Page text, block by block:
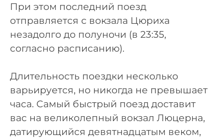
При этом последний поезд
отправляется с вокзала Цюриха
незадолго до полуночи (в 23:35,
согласно расписанию).
Длительность поездки несколько
варьируется, но никогда не превышает
часа. Самый быстрый поезд доставит
вас на великолепный вокзал Люцерна,
датирующийся девятнадцатым веком,